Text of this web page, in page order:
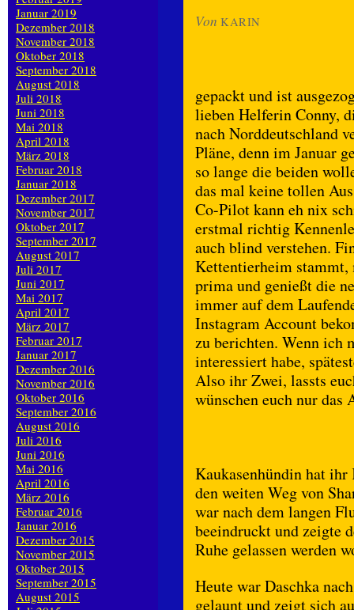
Von KARIN
gepackt und ist
lieben Helferin Conny,
nach Norddeutschland
Pläne, denn im Januar
so lange die beiden
das mal keine tollen
Co-Pilot kann eh nix
erstmal richtig
auch blind verstehen.
Kettentierheim stammt,
prima und genießt die
immer auf dem
Instagram Account
zu berichten. Wenn ich
interessiert habe,
Also ihr Zwei, lassts
wünschen euch nur
Kaukasenhündin hat ihr
den weiten Weg von
war nach dem langen
beeindruckt und zeigte
Ruhe gelassen werden
Heute war Daschka
gelaunt und zeigt sich
Januar 2019
Dezember 2018
November 2018
Oktober 2018
September 2018
August 2018
Juli 2018
Juni 2018
Mai 2018
April 2018
März 2018
Februar 2018
Januar 2018
Dezember 2017
November 2017
Oktober 2017
September 2017
August 2017
Juli 2017
Juni 2017
Mai 2017
April 2017
März 2017
Februar 2017
Januar 2017
Dezember 2016
November 2016
Oktober 2016
September 2016
August 2016
Juli 2016
Juni 2016
Mai 2016
April 2016
März 2016
Februar 2016
Januar 2016
Dezember 2015
November 2015
Oktober 2015
September 2015
August 2015